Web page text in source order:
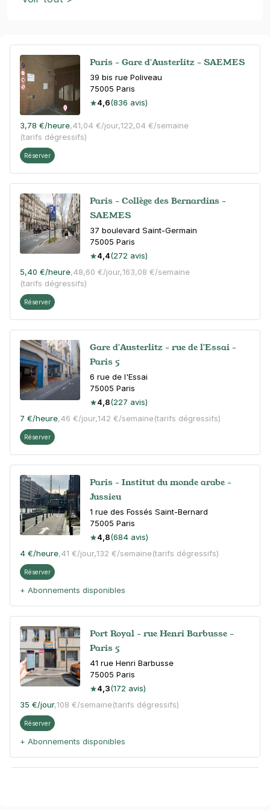
Paris - Gare d'Austerlitz - SAEMES
39 bis rue Poliveau
75005 Paris
4,6(836 avis)
3,78 €/heure,41,04 €/jour,122,04 €/semaine
(tarifs dégressifs)
Réserver
Paris - Collège des Bernardins -
SAEMES
37 boulevard Saint-Germain
75005 Paris
4,4(272 avis)
5,40 €/heure,48,60 €/jour,163,08 €/semaine
(tarifs dégressifs)
Réserver
Gare d'Austerlitz - rue de l'Essai -
Paris 5
6 rue de l'Essai
75005 Paris
4,8(227 avis)
7 €/heure,46 €/jour,142 €/semaine(tarifs dégressifs)
Réserver
Paris - Institut du monde arabe -
Jussieu
1 rue des Fossés Saint-Bernard
75005 Paris
4,8(684 avis)
4 €/heure,41 €/jour,132 €/semaine(tarifs dégressifs)
Réserver
+ Abonnements disponibles
Port Royal - rue Henri Barbusse -
Paris 5
41 rue Henri Barbusse
75005 Paris
4,3(172 avis)
35 €/jour,108 €/semaine(tarifs dégressifs)
Réserver
+ Abonnements disponibles